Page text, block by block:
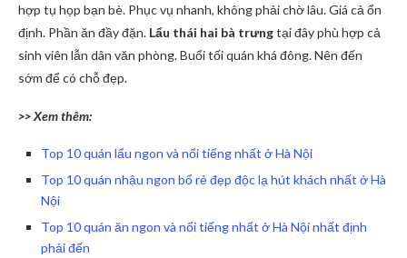
hợp tụ họp bạn bè. Phục vụ nhanh, không phải chờ lâu. Giá cả ổn
định. Phần ăn đầy đặn. Lẩu thái hai bà trưngtại đây phù hợp cả
sinh viên lẫn dân văn phòng. Buổi tối quán khá đông. Nên đến
sớm để có chỗ đẹp.
>> Xem thêm:
Top 10 quán lẩu ngon và nổi tiếng nhất ở Hà Nội
Top 10 quán nhậu ngon bổ rẻ đẹp độc lạ hút khách nhất ở Hà
Nội
Top 10 quán ăn ngon và nổi tiếng nhất ở Hà Nội nhất định
phải đến